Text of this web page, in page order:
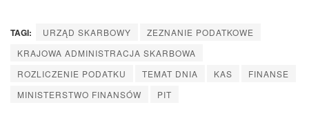
TAGI: URZĄD SKARBOWY
ZEZNANIE PODATKOWE
KRAJOWA ADMINISTRACJA SKARBOWA
ROZLICZENIE PODATKU
TEMAT DNIA KAS
FINANSE
MINISTERSTWO FINANSÓW
PIT